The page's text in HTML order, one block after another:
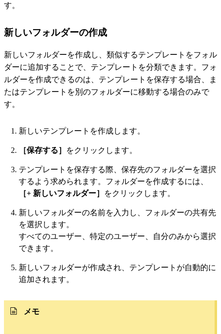
す。
新しいフォルダーの作成
新しいフォルダーを作成し、類似するテンプレートをフォル
ダーに追加することで、テンプレートを分類できます。フォ
ルダーを作成できるのは、テンプレートを保存する場合、ま
たはテンプレートを別のフォルダーに移動する場合のみで
す。
新しいテンプレートを作成します。
［保存する］ をクリックします。
テンプレートを保存する際、保存先のフォルダーを選択
するよう求められます。フォルダーを作成するには、
［+ 新しいフォルダー］
をクリックします。
新しいフォルダーの名前を入力し、フォルダーの共有先
を選択します。
すべてのユーザー、特定のユーザー、自分のみから選択
できます。
新しいフォルダーが作成され、テンプレートが自動的に
追加されます。
メモ